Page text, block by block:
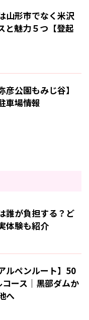
山形市でなく米沢
と魅力５つ【登起
公園もみじ谷】
車場情報
誰が負担する？ど
体験も紹介
ルペンルート】50
ース｜黒部ダムか
へ